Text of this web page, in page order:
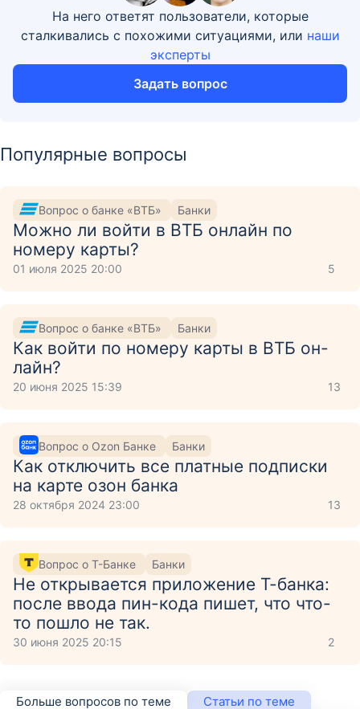
На него ответят пользователи, которые
сталкивались с похожими ситуациями, или наши
эксперты
Задать вопрос
Популярные вопросы
Вопрос о банке «ВТБ» Банки
Можно ли войти в ВТБ онлайн по
номеру карты?
01 июля 2025 20:00 5
Вопрос о банке «ВТБ» Банки
Как войти по номеру карты в ВТБ он-
лайн?
20 июня 2025 15:39 13
Вопрос о Ozon Банке Банки
Как отключить все платные подписки
на карте озон банка
28 октября 2024 23:00 13
Вопрос о Т-Банке Банки
Не открывается приложение Т-банка:
после ввода пин-кода пишет, что что-
то пошло не так.
30 июня 2025 20:15 2
Больше вопросов по теме Статьи по теме